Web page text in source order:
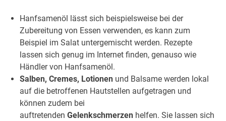
Hanfsamenöl lässt sich beispielsweise bei der
Zubereitung von Essen verwenden, es kann zum
Beispiel im Salat untergemischt werden. Rezepte
lassen sich genug im Internet finden, genauso wie
Händler von Hanfsamenöl.
Salben, Cremes, Lotionen und Balsame werden lokal
auf die betroffenen Hautstellen aufgetragen und
können zudem bei
auftretendenGelenkschmerzen helfen. Sie lassen sich